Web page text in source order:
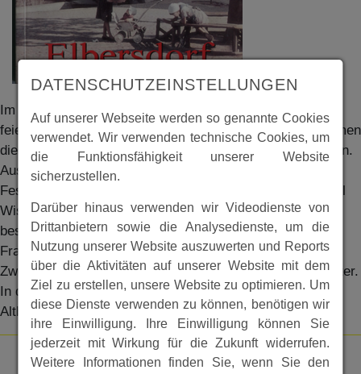
Im Juni 1995 konnte Elbersdorf das 775jährige Jubiläum
feiern. Die Elbersdörfer - auch Gi-Gäcker genannt - nahmen
dieses Jubiläum zum Anlass um ein großes Fest zu feiern.
Aus Anlass dieses Jubiläums wurde eine umfangreiche
Festschrift herausgegeben. Hierin ist die Historie und viel
Wissenswertes über den Ort und seine Vergangenheit
beschrieben. Autoren der Festschrift waren Otto Koch,
Franz Sinning, Herbert Rohde, Werner Becker, Klaus
Zwolinski, Inge Acker, Wolfgang Krause, Siegmar Schuster.
In die Festschrift wurden einige Bilder von dem
Altbürgermeister Hartmann Aßmann aufgenommen.
DATENSCHUTZEINSTELLUNGEN
Auf unserer Webseite werden so genannte Cookies
verwendet. Wir verwenden technische Cookies, um
die Funktionsfähigkeit unserer Website
sicherzustellen.
Darüber hinaus verwenden wir Videodienste von
Drittanbietern sowie die Analysedienste, um die
Nutzung unserer Website auszuwerten und Reports
über die Aktivitäten auf unserer Website mit dem
Ziel zu erstellen, unsere Website zu optimieren. Um
diese Dienste verwenden zu können, benötigen wir
ihre Einwilligung. Ihre Einwilligung können Sie
jederzeit mit Wirkung für die Zukunft widerrufen.
Weitere Informationen finden Sie, wenn Sie den